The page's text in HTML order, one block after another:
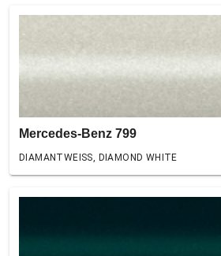
Mercedes-Benz 799
DIAMANTWEISS, DIAMOND WHITE